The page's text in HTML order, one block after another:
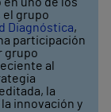
el grupo
Diagnóstica,
participación
grupo
al
la
innovación y